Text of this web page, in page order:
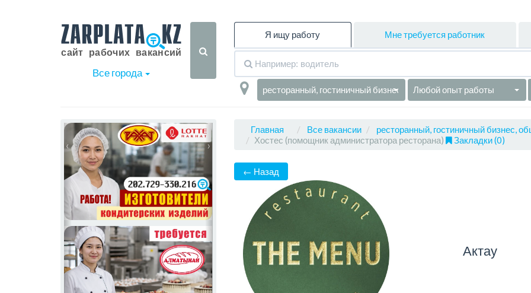
Все города
Я ищу работу Мне требуется работник
ресторанный, гостиничный бизнес, общепитЛюбой опыт работы
‹ ›
Главная Все вакансии
ресторанный, гостиничный бизнес,
Хостес (помощник администратора ресторана)
Закладки (0)
← Назад
Актау